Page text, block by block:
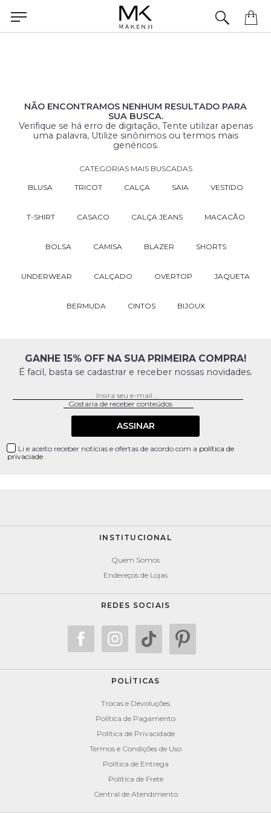
NÃO ENCONTRAMOS NENHUM RESULTADO PARA
SUA BUSCA.
Verifique se há erro de digitação, Tente utilizar apenas
uma palavra, Utilize sinônimos ou termos mais
genéricos.
CATEGORIAS MAIS BUSCADAS
BLUSA TRICOT CALÇA SAIA VESTIDO
T-SHIRT CASACO CALÇA JEANS MACACÃO
BOLSA CAMISA BLAZER SHORTS
UNDERWEAR CALÇADO OVERTOP JAQUETA
BERMUDA CINTOS BIJOUX
GANHE 15% OFF NA SUA PRIMEIRA COMPRA!
É facil, basta se cadastrar e receber nossas novidades.
ASSINAR
Li e aceito receber notícias e ofertas de acordo com a política de
privaciade
INSTITUCIONAL
Quem Somos
Endereços de Lojas
REDES SOCIAIS
POLÍTICAS
Trocas e Devoluções
Política de Pagamento
Política de Privacidade
Termos e Condições de Uso
Política de Entrega
Política de Frete
Central de Atendimento